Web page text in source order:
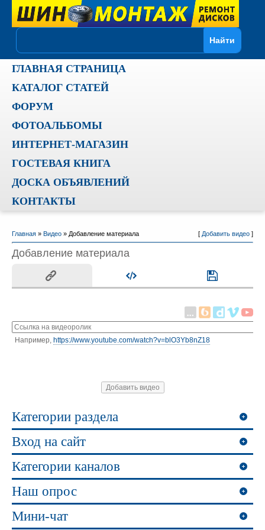
ГЛАВНАЯ СТРАНИЦА
КАТАЛОГ СТАТЕЙ
ФОРУМ
ФОТОАЛЬБОМЫ
ИНТЕРНЕТ-МАГАЗИН
ГОСТЕВАЯ КНИГА
ДОСКА ОБЪЯВЛЕНИЙ
КОНТАКТЫ
Главная» Видео» Добавление материала [ Добавить видео]
Добавление материала
Например, https://www.youtube.com/watch?v=blO3Yb8nZ18
Категории раздела
Вход на сайт
Категории каналов
Наш опрос
Мини-чат